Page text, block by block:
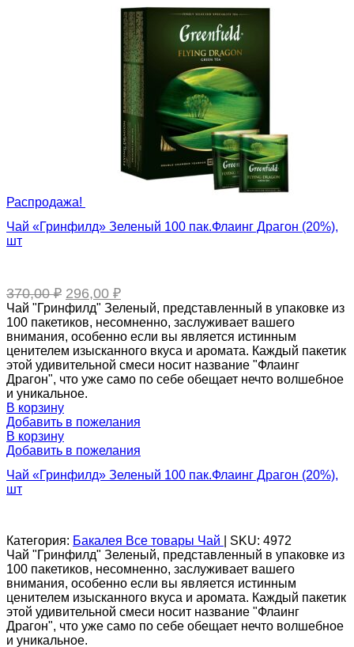
472,00 ₽.
Распродажа!
Чай «Гринфилд» Зеленый 100 пак.Флаинг Драгон (20%),
шт
370,00₽ Первоначальная
цена
составляла
370,00 ₽.
296,00 ₽Текущая
цена:
296,00 ₽.
Чай "Гринфилд" Зеленый, представленный в упаковке из
100 пакетиков, несомненно, заслуживает вашего
внимания, особенно если вы является истинным
ценителем изысканного вкуса и аромата. Каждый пакетик
этой удивительной смеси носит название "Флаинг
Драгон", что уже само по себе обещает нечто волшебное
и уникальное.
В корзину
Добавить в пожелания
В корзину
Добавить в пожелания
Чай «Гринфилд» Зеленый 100 пак.Флаинг Драгон (20%),
шт
Категория: Бакалея Все товары Чай SKU: 4972
Чай "Гринфилд" Зеленый, представленный в упаковке из
100 пакетиков, несомненно, заслуживает вашего
внимания, особенно если вы является истинным
ценителем изысканного вкуса и аромата. Каждый пакетик
этой удивительной смеси носит название "Флаинг
Драгон", что уже само по себе обещает нечто волшебное
и уникальное.